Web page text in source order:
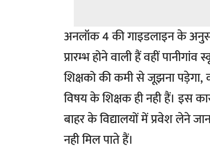
अनलॉक 4 की गाइडलाइन के
प्रारम्भ होने वाली हैं वहीं
शिक्षको की कमी से जूझना पड़ेगा,
विषय के शिक्षक ही नही हैं। इस
बाहर के विद्यालयों में प्रवेश लेने
नही मिल पाते हैं।